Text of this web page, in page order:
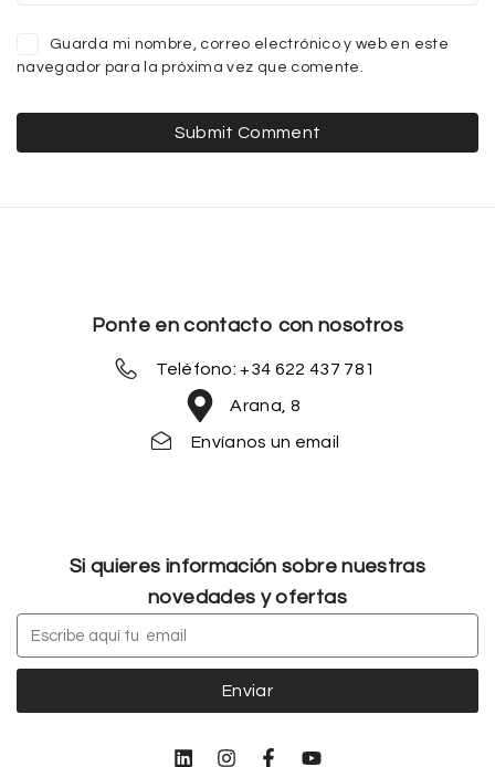
Guarda mi nombre, correo electrónico y web en este
navegador para la próxima vez que comente.
Ponte en contacto con nosotros
Teléfono: +34 622 437 781
Arana, 8
Envíanos un email
Si quieres información sobre nuestras
novedades y ofertas
Enviar